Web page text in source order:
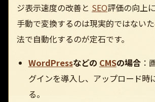
ジ表示速度の改善と SEO評価の向上
手動で変換するのは現実的ではない
法で自動化するのが定石です。
WordPressなどの CMSの場合：
グインを導入し、アップロード時
る。